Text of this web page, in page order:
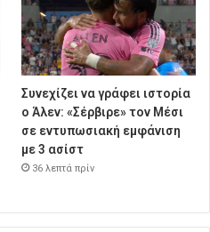
Συνεχίζει να γράφει ιστορία
ο Άλεν: «Σέρβιρε» τον Μέσι
σε εντυπωσιακή εμφάνιση
με 3 ασίστ
36 λεπτά πρίν